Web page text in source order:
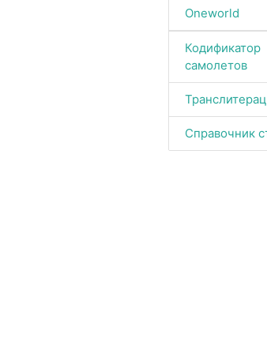
Oneworld
Кодификатор
самолетов
Справочник